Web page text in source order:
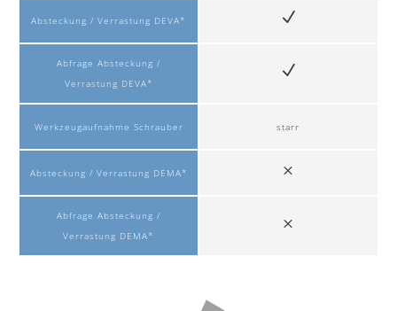
Absteckung / Verrastung DEVA*
Abfrage Absteckung /
Verrastung DEVA*
Werkzeugaufnahme Schrauber
Absteckung / Verrastung DEMA*
Abfrage Absteckung /
Verrastung DEMA*
starr